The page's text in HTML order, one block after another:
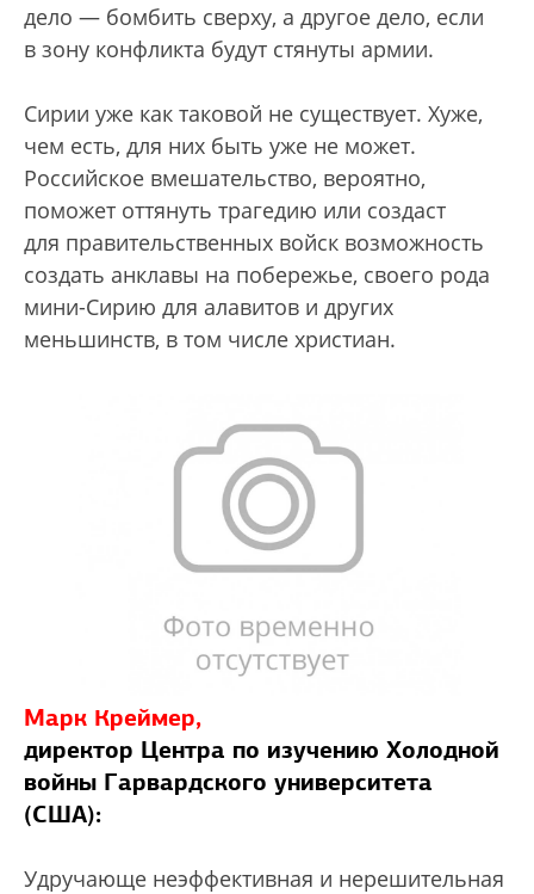
дело — бомбить сверху, а другое дело, если
в зону конфликта будут стянуты армии.
Сирии уже как таковой не существует. Хуже,
чем есть, для них быть уже не может.
Российское вмешательство, вероятно,
поможет оттянуть трагедию или создаст
для правительственных войск возможность
создать анклавы на побережье, своего рода
мини-Сирию для алавитов и других
меньшинств, в том числе христиан.
Марк Креймер,
директор Центра по изучению Холодной
войны Гарвардского университета
(США):
Удручающе неэффективная и нерешительная